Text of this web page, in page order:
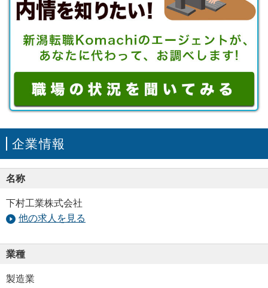
企業情報
名称
下村工業株式会社
他の求人を見る
業種
製造業